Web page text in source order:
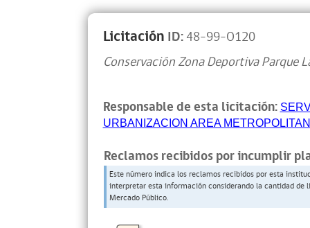
Licitación ID:48-99-O120
Conservación Zona Deportiva Parque
Responsable de esta licitación:
URBANIZACION AREA
Reclamos recibidos por incumplir
Este número indica los reclamos recibidos por esta
interpretar esta información considerando la cantidad
Mercado Público.